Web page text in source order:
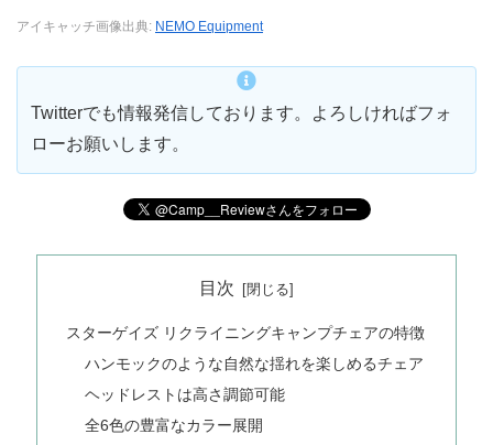
アイキャッチ画像出典: NEMO Equipment
Twitterでも情報発信しております。よろしければフォ
ローお願いします。
目次
スターゲイズ リクライニングキャンプチェアの特徴
ハンモックのような自然な揺れを楽しめるチェア
ヘッドレストは高さ調節可能
全6色の豊富なカラー展開